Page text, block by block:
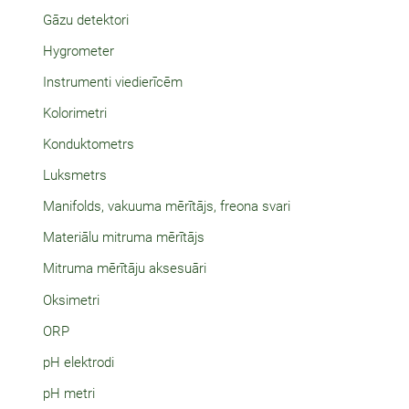
Gāzu detektori
Hygrometer
Instrumenti viedierīcēm
Kolorimetri
Konduktometrs
Luksmetrs
Manifolds, vakuuma mērītājs, freona svari
Materiālu mitruma mērītājs
Mitruma mērītāju aksesuāri
Oksimetri
ORP
pH elektrodi
pH metri